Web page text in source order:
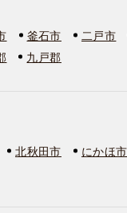
釜石市 二戸市
九戸郡
北秋田市 にかほ市